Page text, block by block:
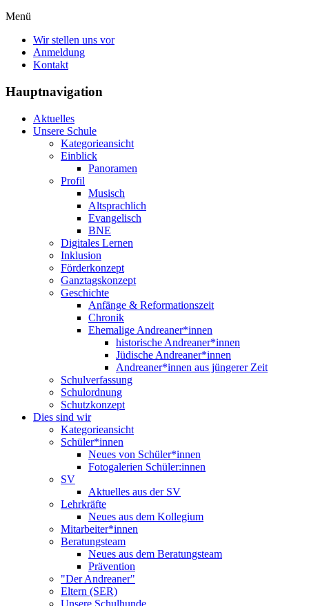
Menü
Wir stellen uns vor
Anmeldung
Kontakt
Hauptnavigation
Aktuelles
Unsere Schule
Kategorieansicht
Einblick
Panoramen
Profil
Musisch
Altsprachlich
Evangelisch
BNE
Digitales Lernen
Inklusion
Förderkonzept
Ganztagskonzept
Geschichte
Anfänge & Reformationszeit
Chronik
Ehemalige Andreaner*innen
historische Andreaner*innen
Jüdische Andreaner*innen
Andreaner*innen aus jüngerer Zeit
Schulverfassung
Schulordnung
Schutzkonzept
Dies sind wir
Kategorieansicht
Schüler*innen
Neues von Schüler*innen
Fotogalerien Schüler:innen
SV
Aktuelles aus der SV
Lehrkräfte
Neues aus dem Kollegium
Mitarbeiter*innen
Beratungsteam
Neues aus dem Beratungsteam
Prävention
"Der Andreaner"
Eltern (SER)
Unsere Schulhunde